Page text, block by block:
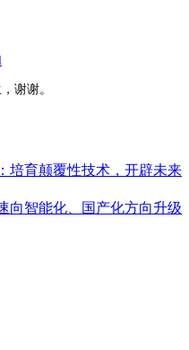
谢谢。
培育颠覆性技术，开辟未来
向智能化、国产化方向升级